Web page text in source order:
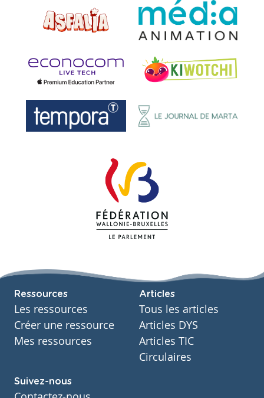
Ressources
Les ressources
Créer une ressource
Mes ressources
Articles
Tous les articles
Articles DYS
Articles TIC
Circulaires
Suivez-nous